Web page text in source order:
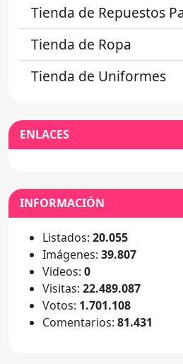
Tienda de Repuestos
Tienda de Ropa
Tienda de Uniformes
ENLACES
INFORMACIÓN
Listados: 20.055
Imágenes: 39.807
Videos: 0
Visitas: 22.489.087
Votos: 1.701.108
Comentarios: 81.431